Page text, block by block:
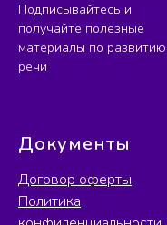
Подписывайтесь и
получайте полезные
материалы по развитию
речи
Документы
Договор оферты
Политика